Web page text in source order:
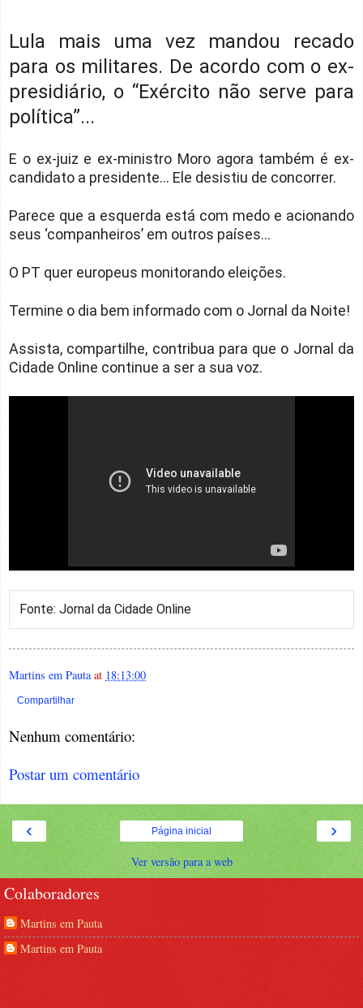
Lula mais uma vez mandou recado
para os militares. De acordo com o ex-
presidiário, o “Exército não serve para
política”...
E o ex-juiz e ex-ministro Moro agora também é ex-
candidato a presidente... Ele desistiu de concorrer.
Parece que a esquerda está com medo e acionando
seus ‘companheiros’ em outros países...
O PT quer europeus monitorando eleições.
Termine o dia bem informado com o Jornal da Noite!
Assista, compartilhe, contribua para que o Jornal da
Cidade Online continue a ser a sua voz.
Fonte: Jornal da Cidade Online
Martins em Pauta at 18:13:00
Compartilhar
Nenhum comentário:
Postar um comentário
‹ ›
Página inicial
Ver versão para a web
Colaboradores
Martins em Pauta
Martins em Pauta